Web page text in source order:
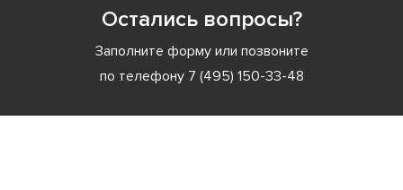
Остались вопросы?
Заполните форму или позвоните
по телефону 7 (495) 150-33-48